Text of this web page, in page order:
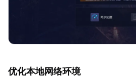
优化本地网络环境